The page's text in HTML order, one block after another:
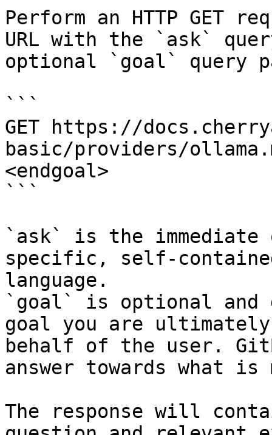
Perform an HTTP GET
URL with the `ask`
optional `goal` query
```
GET https://
basic/providers/
<endgoal>
```
`ask` is the
specific, self-
language.
`goal` is optional and
goal you are
behalf of the user.
answer towards what
The response will